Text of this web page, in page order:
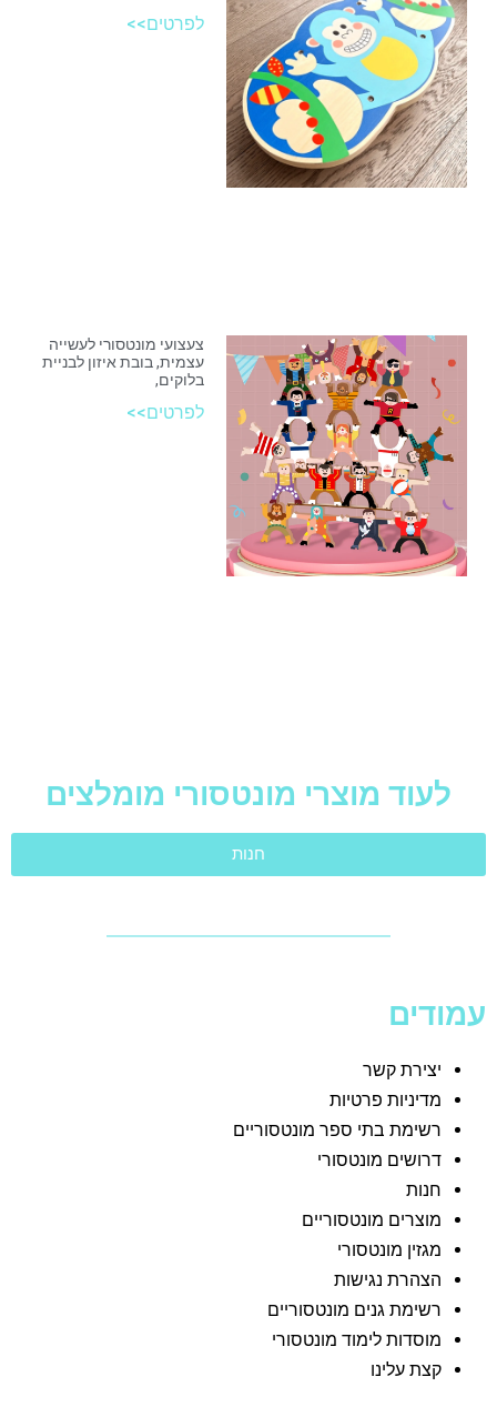
לפרטים>>
צעצועי מונטסורי לעשייה
עצמית, בובת איזון לבניית
בלוקים,
לפרטים>>
לעוד מוצרי מונטסורי מומלצים
חנות
עמודים
יצירת קשר
מדיניות פרטיות
רשימת בתי ספר מונטסוריים
דרושים מונטסורי
חנות
מוצרים מונטסוריים
מגזין מונטסורי
הצהרת נגישות
רשימת גנים מונטסוריים
מוסדות לימוד מונטסורי
קצת עלינו